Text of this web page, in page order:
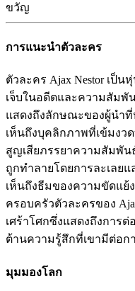
ขวัญ
การแนะนำตัวละคร
ตัวละคร Ajax Nestor เป็
เจ็บในอดีตและความสัมพั
แสดงถึงลักษณะของผู้นำ
เห็นถึงบุคลิกภาพที่เข้มงว
สูญเสียภรรยาความสัมพัน
ถูกทำลายโดยการละเลย
เห็นถึงธีมของความขัดแย้
ครอบครัวตัวละครของ
เศร้าโศกซึ่งแสดงถึงการต่
ต้านความรู้สึกที่เขามีต่อก
มุมมองโลก